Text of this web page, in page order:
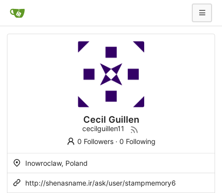
Cecil Guillen
cecilguillen11
0 Followers· 0 Following
Inowroclaw, Poland
http://shenasname.ir/ask/user/stampmemory6